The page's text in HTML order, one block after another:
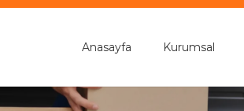
Anasayfa Kurumsal